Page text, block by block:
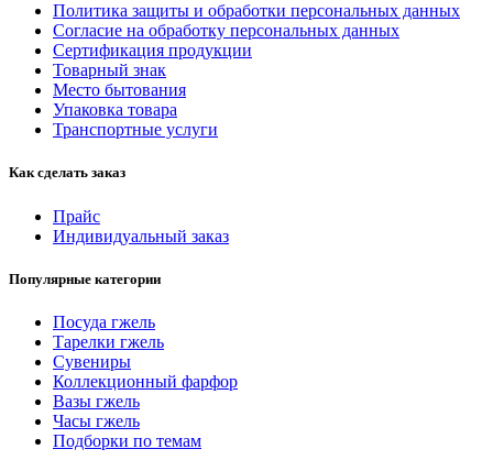
Политика защиты и обработки персональных данных
Согласие на обработку персональных данных
Сертификация продукции
Товарный знак
Место бытования
Упаковка товара
Транспортные услуги
Как сделать заказ
Прайс
Индивидуальный заказ
Популярные категории
Посуда гжель
Тарелки гжель
Сувениры
Коллекционный фарфор
Вазы гжель
Часы гжель
Подборки по темам